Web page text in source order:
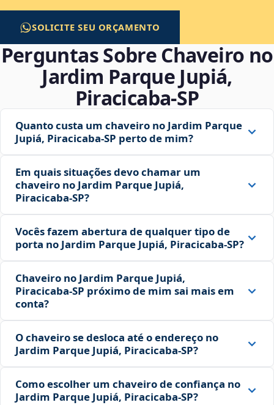
SOLICITE SEU ORÇAMENTO
Perguntas Sobre Chaveiro no
Jardim Parque Jupiá,
Piracicaba‑SP
Quanto custa um chaveiro no Jardim Parque
Jupiá, Piracicaba‑SP perto de mim?
Em quais situações devo chamar um
chaveiro no Jardim Parque Jupiá,
Piracicaba‑SP?
Vocês fazem abertura de qualquer tipo de
porta no Jardim Parque Jupiá, Piracicaba‑SP?
Chaveiro no Jardim Parque Jupiá,
Piracicaba‑SP próximo de mim sai mais em
conta?
O chaveiro se desloca até o endereço no
Jardim Parque Jupiá, Piracicaba‑SP?
Como escolher um chaveiro de confiança no
Jardim Parque Jupiá, Piracicaba‑SP?